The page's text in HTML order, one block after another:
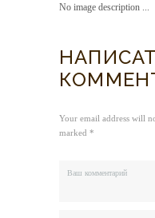
No image description ...
Your email address will
marked *